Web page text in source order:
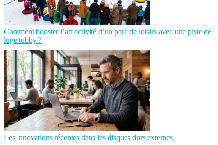
Comment booster l’attractivité d’un parc de loisirs avec une piste de
luge tubby ?
Les innovations récentes dans les disques durs externes